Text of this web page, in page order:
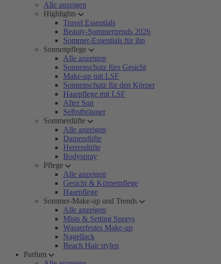
Alle anzeigen
Highlights
Travel Essentials
Beauty-Sommertrends 2026
Sommer-Essentials für ihn
Sonnenpflege
Alle anzeigen
Sonnenschutz fürs Gesicht
Make-up mit LSF
Sonnenschutz für den Körper
Haarpflege mit LSF
After Sun
Selbstbräuner
Sommerdüfte
Alle anzeigen
Damendüfte
Herrendüfte
Bodyspray
Pflege
Alle anzeigen
Gesicht & Körperpflege
Haarpflege
Sommer-Make-up und Trends
Alle anzeigen
Mists & Setting Sprays
Wasserfestes Make-up
Nagellack
Beach Hair stylen
Parfum